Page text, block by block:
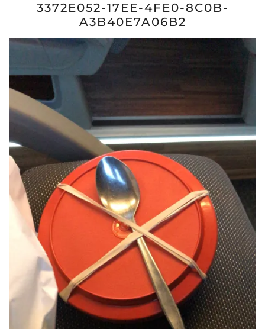
3372E052-17EE-4FE0-8C0B-
A3B40E7A06B2